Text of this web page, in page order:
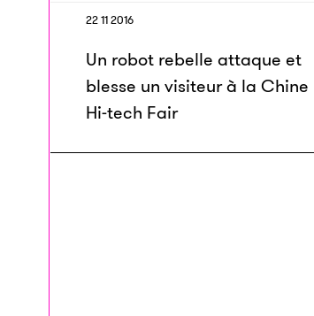
22 11 2016
Un robot rebelle attaque et
blesse un visiteur à la Chine
Hi-tech Fair